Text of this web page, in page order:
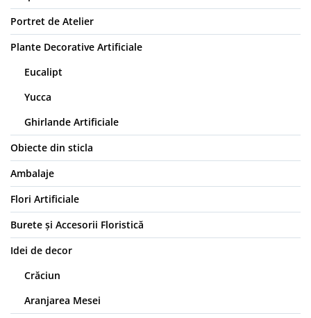
Portret de Atelier
Plante Decorative Artificiale
Eucalipt
Yucca
Ghirlande Artificiale
Obiecte din sticla
Ambalaje
Flori Artificiale
Burete și Accesorii Floristică
Idei de decor
Crăciun
Aranjarea Mesei